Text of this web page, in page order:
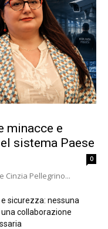
minacce e
sistema Paese
0
Cinzia Pellegrino...
sicurezza: nessuna
collaborazione